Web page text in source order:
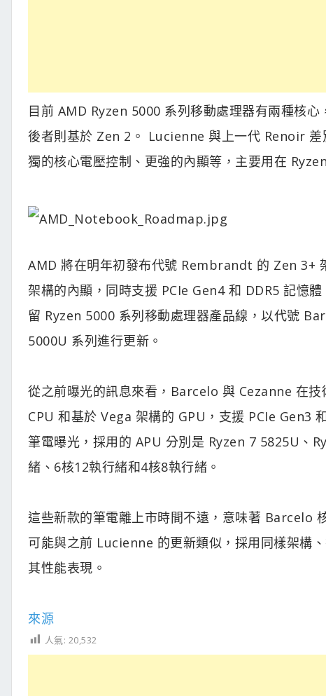
目前 AMD Ryzen 5000 系列移動處理器有兩種核
後者則基於 Zen 2。 Lucienne 與上一代 Renoir
獨的核心電壓控制、更強的內顯等，主要用在
AMD 將在明年初發布代號 Rembrandt 的 Zen 3+
架構的內顯，同時支援 PCIe Gen4 和 DDR5 記憶
留 Ryzen 5000 系列移動處理器產品線，以代號
5000U 系列進行更新。
從之前曝光的訊息來看，Barcelo 與 Cezanne 在
CPU 和基於 Vega 架構的 GPU，支援 PCIe Gen3
筆電曝光，採用的 APU 分別是 Ryzen 7 5825U、
緒、6核12執行緒和4核8執行緒。
這些新款的筆電離上市時間不遠，意味著 Barcelo
可能與之前 Lucienne 的更新類似，採用同樣架構
其性能表現。
來源
人氣: 20,532